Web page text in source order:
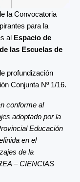
la Convocatoria
para la
al Espacio de
las Escuelas de
profundización
Conjunta Nº 1/16.
conforme al
adoptado por la
Educación
en el
de la
– CIENCIAS